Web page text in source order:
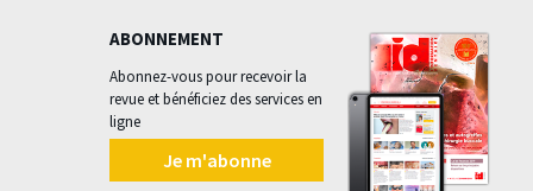
ABONNEMENT
Abonnez-vous pour recevoir la
revue et bénéficiez des services en
ligne
Je m'abonne